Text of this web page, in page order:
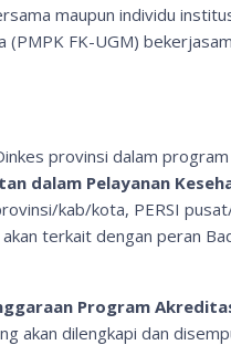
maupun individu
FK-UGM)
provinsi dalam
dalam Pelayanan
kab/kota, PERSI
terkait dengan peran
Program
akan dilengkapi dan